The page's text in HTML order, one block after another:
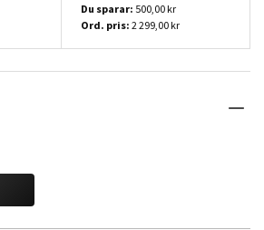
Du sparar: 500,00 kr
Ord. pris: 2 299,00 kr